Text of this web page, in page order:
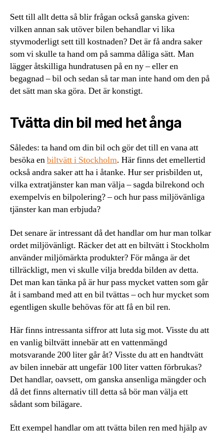
Sett till allt detta så blir frågan också ganska given:
vilken annan sak utöver bilen behandlar vi lika
styvmoderligt sett till kostnaden? Det är få andra saker
som vi skulle ta hand om på samma dåliga sätt. Man
lägger åtskilliga hundratusen på en ny – eller en
begagnad – bil och sedan så tar man inte hand om den på
det sätt man ska göra. Det är konstigt.
Tvätta din bil med het ånga
Således: ta hand om din bil och gör det till en vana att
besöka enbiltvätt i Stockholm. Här finns det emellertid
också andra saker att ha i åtanke. Hur ser prisbilden ut,
vilka extratjänster kan man välja – sagda bilrekond och
exempelvis en bilpolering? – och hur pass miljövänliga
tjänster kan man erbjuda?
Det senare är intressant då det handlar om hur man tolkar
ordet miljövänligt. Räcker det att en biltvätt i Stockholm
använder miljömärkta produkter? För många är det
tillräckligt, men vi skulle vilja bredda bilden av detta.
Det man kan tänka på är hur pass mycket vatten som går
åt i samband med att en bil tvättas – och hur mycket som
egentligen skulle behövas för att få en bil ren.
Här finns intressanta siffror att luta sig mot. Visste du att
en vanlig biltvätt innebär att en vattenmängd
motsvarande 200 liter går åt? Visste du att en handtvätt
av bilen innebär att ungefär 100 liter vatten förbrukas?
Det handlar, oavsett, om ganska ansenliga mängder och
då det finns alternativ till detta så bör man välja ett
sådant som bilägare.
Ett exempel handlar om att tvätta bilen ren med hjälp av